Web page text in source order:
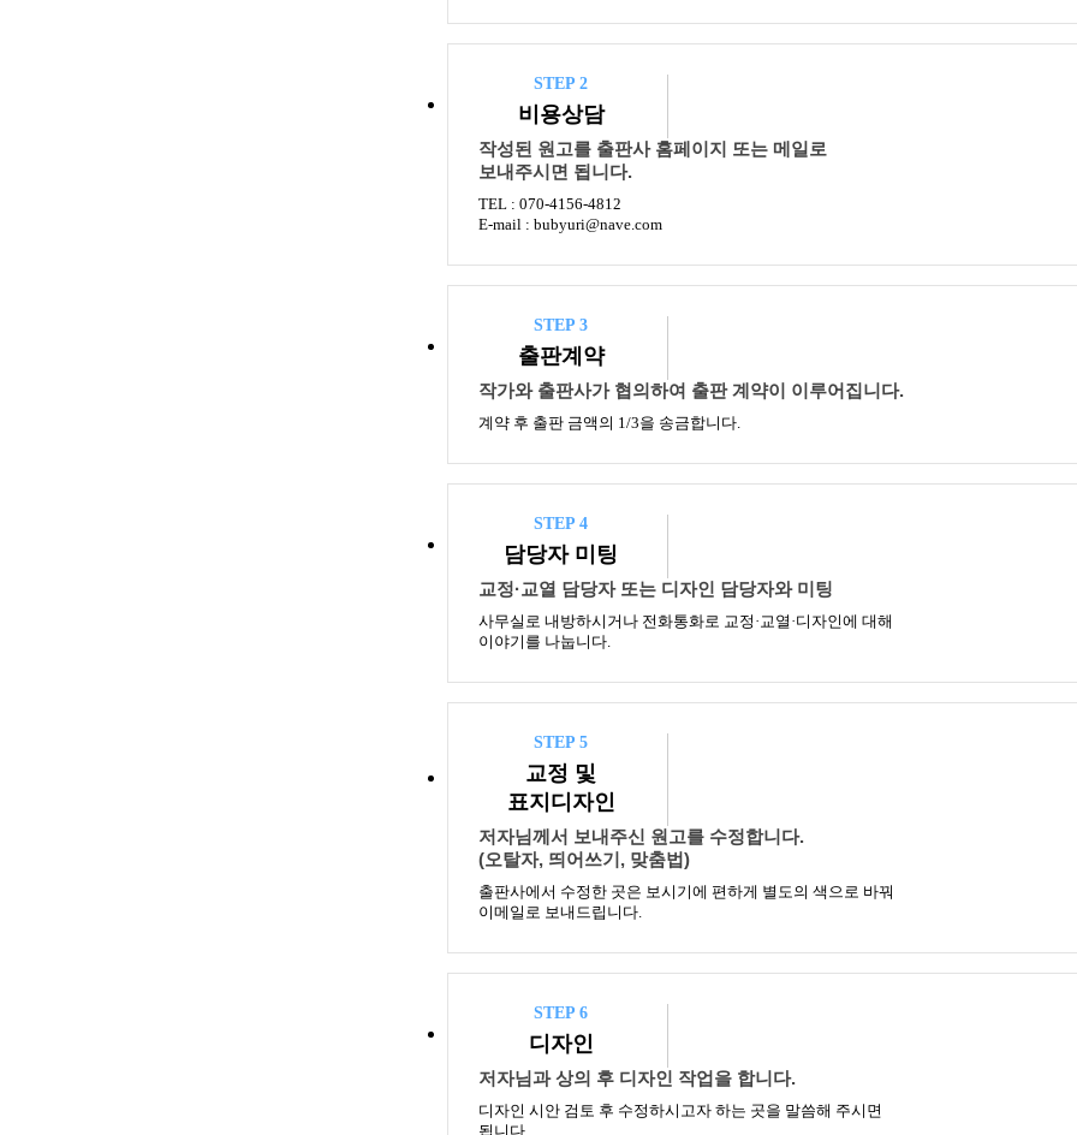
STEP 2
비용상담
작성된 원고를 출판사 홈페이지 또는 메일로
보내주시면 됩니다.
TEL : 070-4156-4812
E-mail : bubyuri@nave.com
STEP 3
출판계약
작가와 출판사가 협의하여 출판 계약이 이루어집니다.
계약 후 출판 금액의 1/3을 송금합니다.
STEP 4
담당자 미팅
교정·교열 담당자 또는 디자인 담당자와 미팅
사무실로 내방하시거나 전화통화로 교정·교열·디자인에 대해
이야기를 나눕니다.
STEP 5
교정 및
표지디자인
저자님께서 보내주신 원고를 수정합니다.
(오탈자, 띄어쓰기, 맞춤법)
출판사에서 수정한 곳은 보시기에 편하게 별도의 색으로 바꿔
이메일로 보내드립니다.
STEP 6
디자인
저자님과 상의 후 디자인 작업을 합니다.
디자인 시안 검토 후 수정하시고자 하는 곳을 말씀해 주시면
됩니다.